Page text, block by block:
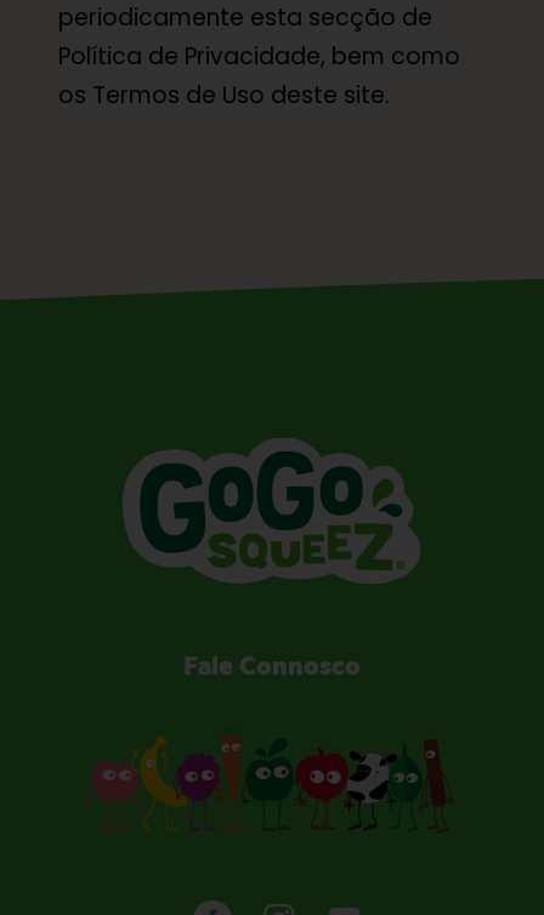
periodicamente esta secção de
Política de Privacidade, bem como
os Termos de Uso deste site.
Fale Connosco